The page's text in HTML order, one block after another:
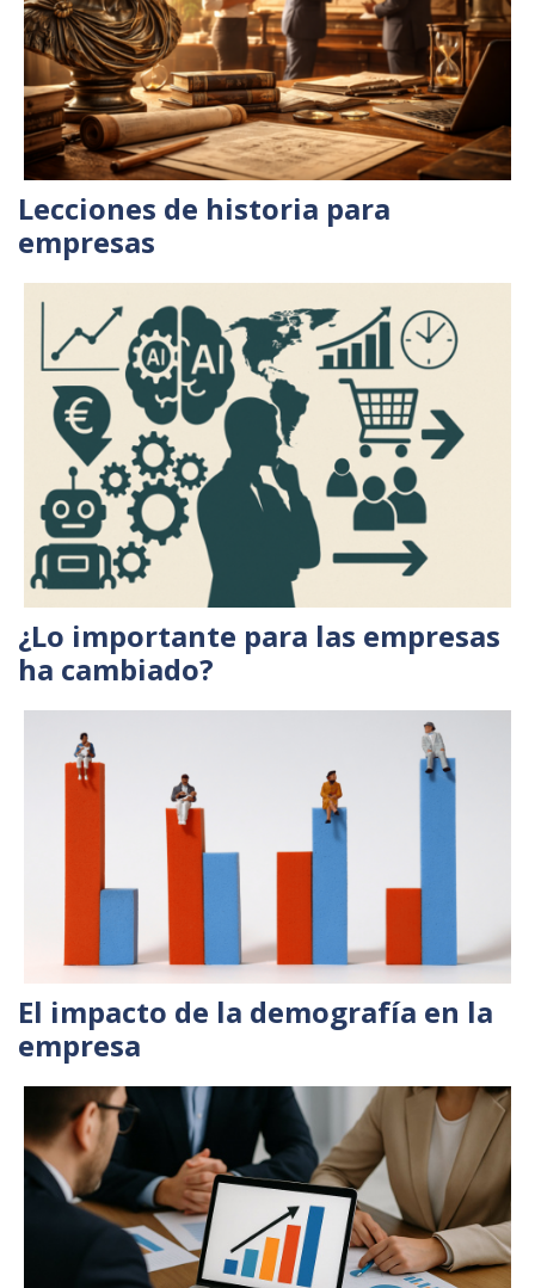
Lecciones de historia para
empresas
¿Lo importante para las empresas
ha cambiado?
El impacto de la demografía en la
empresa